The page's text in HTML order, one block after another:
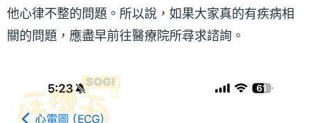
他心律不整的問題。所以說，如果大家真的有疾病相
關的問題，應盡早前往醫療院所尋求諮詢。